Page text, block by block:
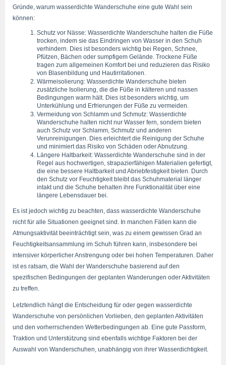
Gründe, warum wasserdichte Wanderschuhe eine gute Wahl sein
können:
Schutz vor Nässe: Wasserdichte Wanderschuhe halten die Füße
trocken, indem sie das Eindringen von Wasser in den Schuh
verhindern. Dies ist besonders wichtig bei Regen, Schnee,
Pfützen, Bächen oder sumpfigem Gelände. Trockene Füße
tragen zum allgemeinen Komfort bei und reduzieren das Risiko
von Blasenbildung und Hautirritationen.
Wärmeisolierung: Wasserdichte Wanderschuhe bieten
zusätzliche Isolierung, die die Füße in kälteren und nassen
Bedingungen warm hält. Dies ist besonders wichtig, um
Unterkühlung und Erfrierungen der Füße zu vermeiden.
Vermeidung von Schlamm und Schmutz: Wasserdichte
Wanderschuhe halten nicht nur Wasser fern, sondern bieten
auch Schutz vor Schlamm, Schmutz und anderen
Verunreinigungen. Dies erleichtert die Reinigung der Schuhe
und minimiert das Risiko von Schäden oder Abnutzung.
Längere Haltbarkeit: Wasserdichte Wanderschuhe sind in der
Regel aus hochwertigen, strapazierfähigen Materialien gefertigt,
die eine bessere Haltbarkeit und Abriebfestigkeit bieten. Durch
den Schutz vor Feuchtigkeit bleibt das Schuhmaterial länger
intakt und die Schuhe behalten ihre Funktionalität über eine
längere Lebensdauer bei.
Es ist jedoch wichtig zu beachten, dass wasserdichte Wanderschuhe
nicht für alle Situationen geeignet sind. In manchen Fällen kann die
Atmungsaktivität beeinträchtigt sein, was zu einem gewissen Grad an
Feuchtigkeitsansammlung im Schuh führen kann, insbesondere bei
intensiver körperlicher Anstrengung oder bei hohen Temperaturen. Daher
ist es ratsam, die Wahl der Wanderschuhe basierend auf den
spezifischen Bedingungen der geplanten Wanderungen oder Aktivitäten
zu treffen.
Letztendlich hängt die Entscheidung für oder gegen wasserdichte
Wanderschuhe von persönlichen Vorlieben, den geplanten Aktivitäten
und den vorherrschenden Wetterbedingungen ab. Eine gute Passform,
Traktion und Unterstützung sind ebenfalls wichtige Faktoren bei der
Auswahl von Wanderschuhen, unabhängig von ihrer Wasserdichtigkeit.